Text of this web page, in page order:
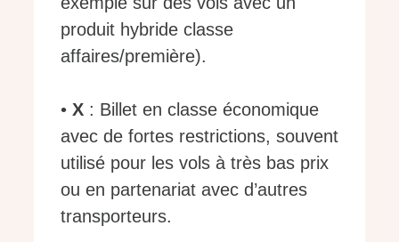
produit hybride classe
affaires/première).
• X : Billet en classe économique
avec de fortes restrictions, souvent
utilisé pour les vols à très bas prix
ou en partenariat avec d’autres
transporteurs.